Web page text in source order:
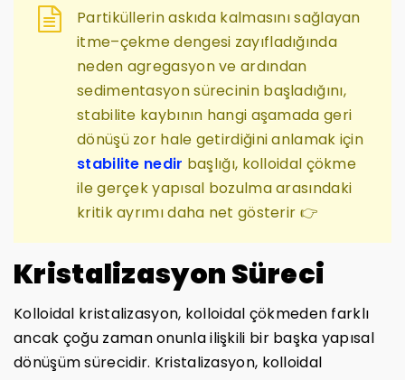
Partiküllerin askıda kalmasını sağlayan
itme–çekme dengesi zayıfladığında
neden agregasyon ve ardından
sedimentasyon sürecinin başladığını,
stabilite kaybının hangi aşamada geri
dönüşü zor hale getirdiğini anlamak için
stabilite nedir başlığı, kolloidal çökme
ile gerçek yapısal bozulma arasındaki
kritik ayrımı daha net gösterir 👉
Kristalizasyon Süreci
Kolloidal kristalizasyon, kolloidal çökmeden farklı
ancak çoğu zaman onunla ilişkili bir başka yapısal
dönüşüm sürecidir. Kristalizasyon, kolloidal